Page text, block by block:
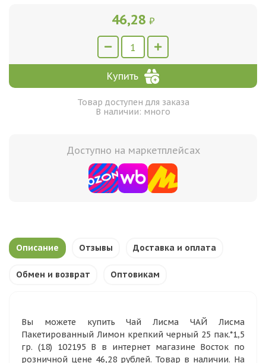
46,28 ₽
Купить
Товар доступен для заказа
В наличии: много
Доступно на маркетплейсах
Описание Отзывы Доставка и оплата
Обмен и возврат Оптовикам
Вы можете купить Чай Лисма ЧАЙ Лисма
Пакетированный Лимон крепкий черный 25 пак.*1,5
гр. (18) 102195 В в интернет магазине Восток по
розничной цене 46,28 рублей. Товар в наличии. На